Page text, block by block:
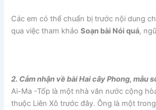
Các em có thể chuẩn bị trước nội dung
qua việc tham khảoSoạn bài Nói quá,
2. Cảm nhận về bài Hai cây Phong, mẫu
Ai-Ma -Tốp là một nhà văn nước cộng
thuộc Liên Xô trước đây. Ông là một